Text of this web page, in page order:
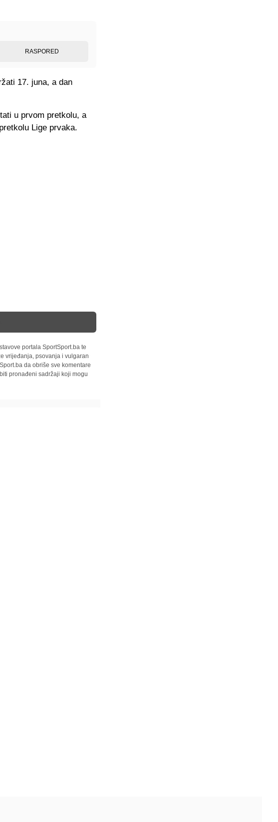
RASPORED
17. juna, a dan
u prvom pretkolu, a
Lige prvaka.
portala SportSport.ba te
vrijeđanja, psovanja i vulgaran
da obriše sve komentare
pronađeni sadržaji koji mogu